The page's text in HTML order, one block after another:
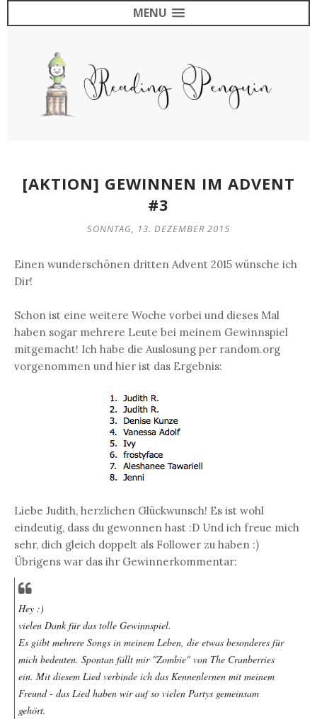
MENU
[AKTION] GEWINNEN IM ADVENT
#3
SONNTAG, 13. DEZEMBER 2015
Einen wunderschönen dritten Advent 2015 wünsche ich
Dir!
Schon ist eine weitere Woche vorbei und dieses Mal
haben sogar mehrere Leute bei meinem Gewinnspiel
mitgemacht! Ich habe die Auslosung per random.org
vorgenommen und hier ist das Ergebnis:
Liebe Judith, herzlichen Glückwunsch! Es ist wohl
eindeutig, dass du gewonnen hast :D Und ich freue mich
sehr, dich gleich doppelt als Follower zu haben :)
Übrigens war das ihr Gewinnerkommentar:
Hey :)
vielen Dank für das tolle Gewinnspiel.
Es giibt mehrere Songs in meinem Leben, die etwas besonderes für
mich bedeuten. Spontan fällt mir "Zombie" von The Cranberries
ein. Mit diesem Lied verbinde ich das Kennenlernen mit meinem
Freund - das Lied haben wir auf so vielen Partys gemeinsam
gehört.